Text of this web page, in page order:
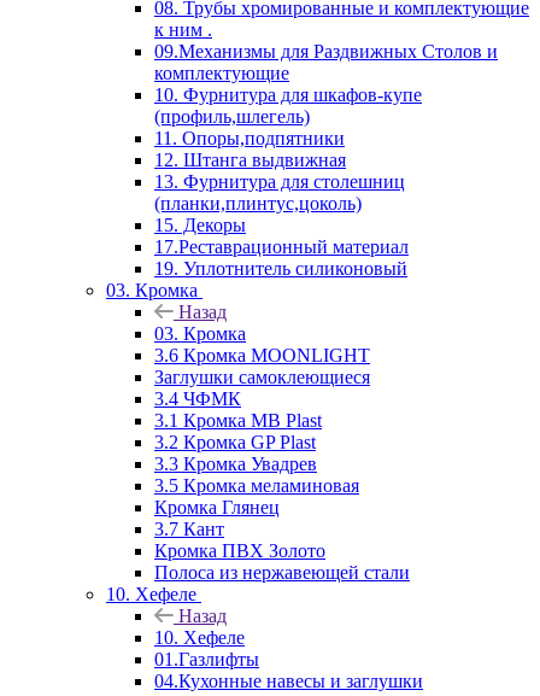
08. Трубы хромированные и комплектующие
к ним .
09.Механизмы для Раздвижных Столов и
комплектующие
10. Фурнитура для шкафов-купе
(профиль,шлегель)
11. Опоры,подпятники
12. Штанга выдвижная
13. Фурнитура для столешниц
(планки,плинтус,цоколь)
15. Декоры
17.Реставрационный материал
19. Уплотнитель силиконовый
03. Кромка
Назад
03. Кромка
3.6 Кромка MOONLIGHT
Заглушки самоклеющиеся
3.4 ЧФМК
3.1 Кромка MB Plast
3.2 Кромка GP Plast
3.3 Кромка Увадрев
3.5 Кромка меламиновая
Кромка Глянец
3.7 Кант
Кромка ПВХ Золото
Полоса из нержавеющей стали
10. Хефеле
Назад
10. Хефеле
01.Газлифты
04.Кухонные навесы и заглушки